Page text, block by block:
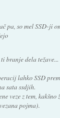
pa, so mel SSD-ji
branje dela težave...
lahko SSD
sata ssdjih.
veze z tem,
pojma).